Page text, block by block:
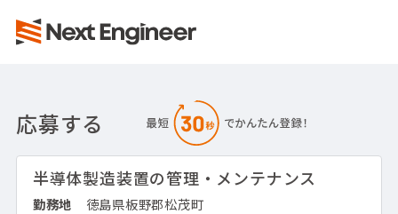
応募する
半導体製造装置の管理・メンテナンス
勤務地
徳島県板野郡松茂町